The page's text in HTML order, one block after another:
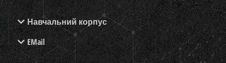
Навчальний корпус
EMail